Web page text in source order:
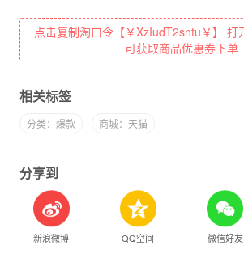
点击复制淘口令【￥XzIudT2sntu￥】 打开【手机淘宝】即
可获取商品优惠券下单
相关标签
分类：爆款 商城：天猫
分享到
新浪微博 QQ空间 微信好友